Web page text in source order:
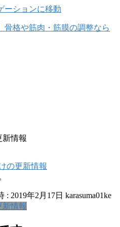
ーションに移動
情報
の更新情報
: 2019年2月17日 karasuma01ke
情報